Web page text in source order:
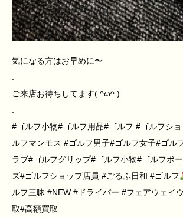
気になる方はお早めに〜
.
ご来店お待ちしてます( ^ω^ )
.
#ゴルフ小物#ゴルフ用品#ゴルフ #ゴルフシ
ルフマンモス #ゴルフ男子#ゴルフ女子#ゴル
ラブ#ゴルフグリップ#ゴルフ小物#ゴルフボ
ズ#ゴルフショップ店員 #ごるふ日和 #ゴルフ
ルフ三昧 #NEW #ドライバー #フェアウェイ
取#高額買取